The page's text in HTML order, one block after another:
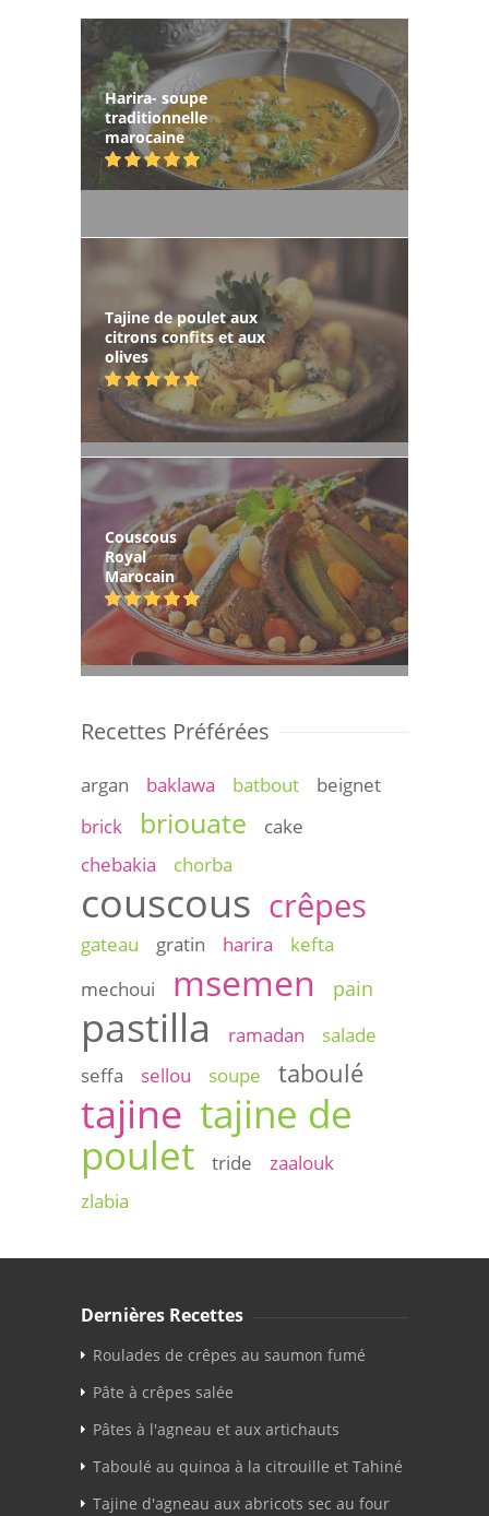
Harira- soupe
traditionnelle
marocaine
Tajine de poulet aux
citrons confits et aux
olives
Couscous
Royal
Marocain
Recettes Préférées
argan baklawa batbout
beignet
brick
briouate
cake
chebakia
chorba
couscous crêpes
gateau gratin harira
kefta
mechoui
msemen pain
pastilla ramadan
salade
seffa
sellou soupe taboulé
tajine tajine de
poulet
tride
zaalouk
zlabia
Dernières Recettes
Roulades de crêpes au saumon fumé
Pâte à crêpes salée
Pâtes à l'agneau et aux artichauts
Taboulé au quinoa à la citrouille et Tahiné
Tajine d'agneau aux abricots sec au four